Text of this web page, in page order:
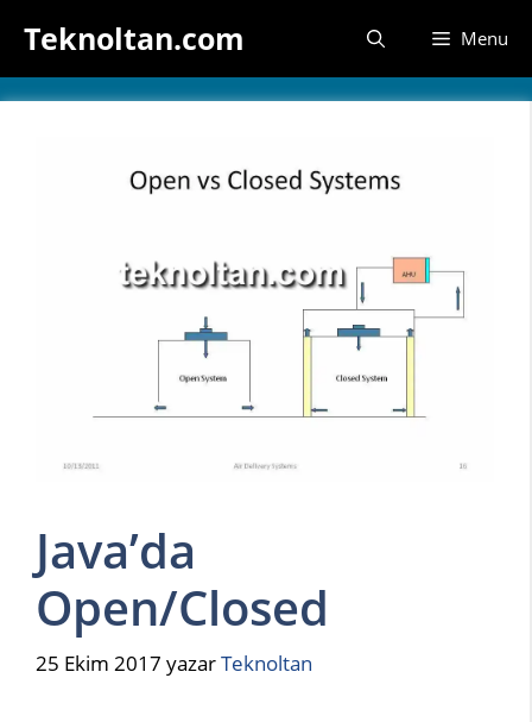
atlaTeknoltan.com Menu
Java’da
Open/Closed
25 Ekim 2017 yazarTeknoltan